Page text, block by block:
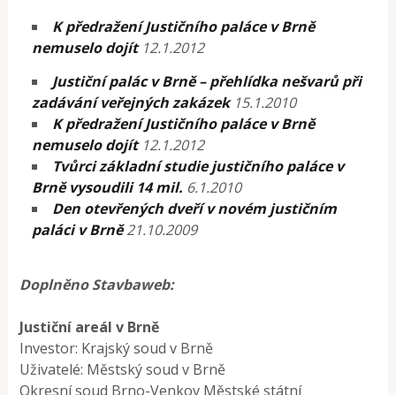
K předražení Justičního paláce v Brně
nemuselo dojít12.1.2012
Justiční palác v Brně – přehlídka nešvarů při
zadávání veřejných zakázek15.1.2010
K předražení Justičního paláce v Brně
nemuselo dojít12.1.2012
Tvůrci základní studie justičního paláce v
Brně vysoudili 14 mil. 6.1.2010
Den otevřených dveří v novém justičním
paláci v Brně21.10.2009
Doplněno Stavbaweb:
Justiční areál v Brně
Investor: Krajský soud v Brně
Uživatelé: Městský soud v Brně
Okresní soud Brno-Venkov Městské státní